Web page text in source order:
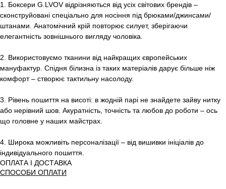
1. Боксери G.LVOV відрізняються від усіх світових брендів –
сконструйовані спеціально для носіння під брюками/джинсами/
штанами. Анатомічний крій повторює силует, зберігаючи
елегантність зовнішнього вигляду чоловіка.
2. Використовуємо тканини від найкращих європейських
мануфактур. Спідня білизна із таких матеріалів дарує більше ніж
комфорт – створює тактильну насолоду.
3. Рівень пошиття на висоті: в жодній парі не знайдете зайву нитку
або нерівний шов. Акуратність, точність та любов до роботи – ось
що головне у наших майстрах.
4. Широка можливіть персоналізації – від вишивки ініціалів до
індивідуального пошиття.
ОПЛАТА І ДОСТАВКА
СПОСОБИ ОПЛАТИ